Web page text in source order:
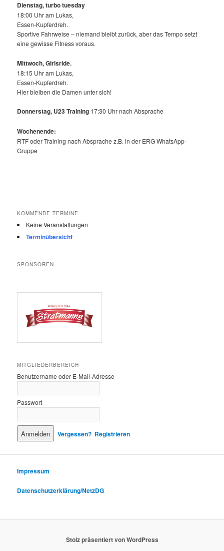
Dienstag, turbo tuesday
18:00 Uhr am Lukas,
Essen-Kupferdreh.
Sportive Fahrweise – niemand bleibt zurück, aber das Tempo setzt
eine gewisse Fitness voraus.
Mittwoch,Girlsride.
18:15 Uhr am Lukas,
Essen-Kupferdreh.
Hier bleiben die Damen unter sich!
Donnerstag, U23 Training 17:30 Uhr nach Absprache
Wochenende:
RTF oder Training nach Absprache z.B. in der ERG WhatsApp-
Gruppe
KOMMENDE TERMINE
Keine Veranstaltungen
Terminübersicht
SPONSOREN
MITGLIEDERBEREICH
Benutzername oder E-Mail-Adresse
Passwort
Vergessen? Registrieren
Impressum
Datenschutzerklärung/NetzDG
Stolz präsentiert von WordPress